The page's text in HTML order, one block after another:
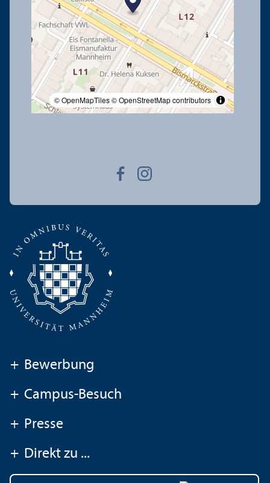
© OpenMapTiles© OpenStreetMap contributors
+ Bewerbung
+ Campus-Besuch
+ Presse
+ Direkt zu ...